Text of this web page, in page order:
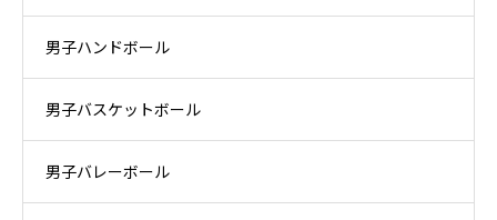
男子ハンドボール
男子バスケットボール
男子バレーボール